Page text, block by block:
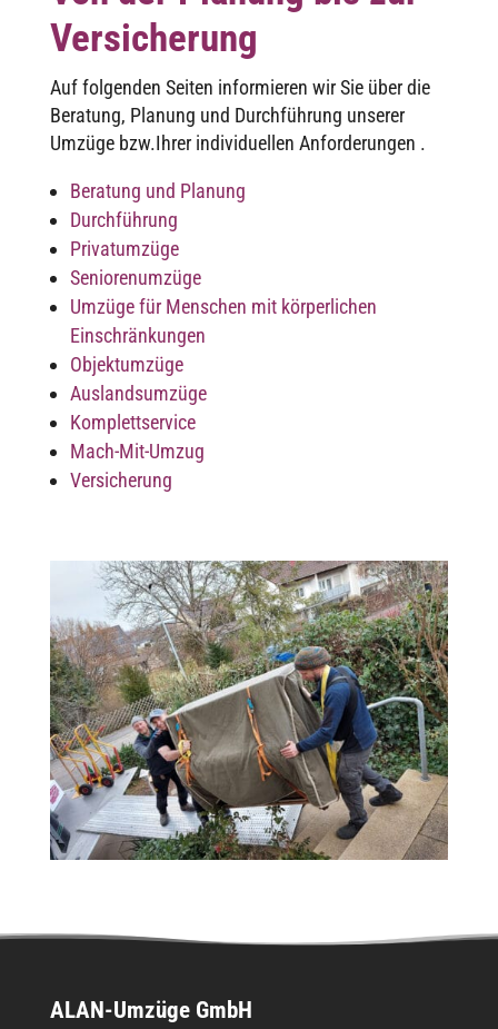
Versicherung
Auf folgen­den Seiten infor­mie­ren wir Sie über die
Bera­tung, Planung und Durch­füh­rung unse­rer
Umzüge bzw.Ihrer indi­vi­du­el­len Anforderungen .
Bera­tung und Planung
Durch­füh­rung
Privat­um­züge
Senio­ren­um­züge
Umzüge für Menschen mit körper­li­chen
Einschränkungen
Objekt­um­züge
Ausland­s­um­züge
Komplett­ser­vice
Mach-Mit-Umzug
Versi­che­rung
ALAN-Umzüge GmbH